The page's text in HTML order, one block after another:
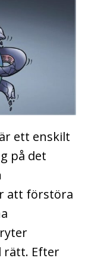
ett enskilt
på det
att förstöra
rätt. Efter